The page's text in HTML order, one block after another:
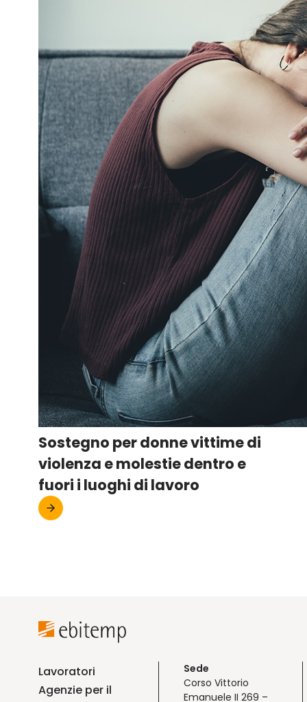
Sostegno per donne vittime di
violenza e molestie dentro e
fuori i luoghi di lavoro
Lavoratori
Agenzie per il
Sede
Corso Vittorio
Emanuele II 269 –